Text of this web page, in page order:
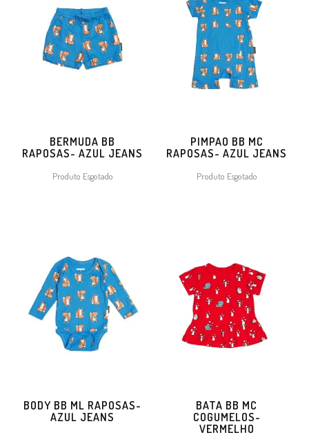
BERMUDA BB
RAPOSAS- AZUL JEANS
Produto Esgotado
PIMPAO BB MC
RAPOSAS- AZUL JEANS
Produto Esgotado
BODY BB ML RAPOSAS-
AZUL JEANS
BATA BB MC
COGUMELOS-
VERMELHO